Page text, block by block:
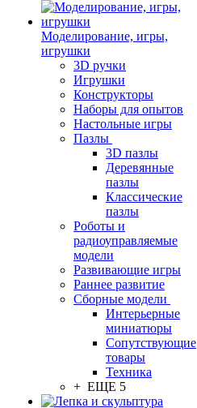
Моделирование, игры,
игрушки
3D ручки
Игрушки
Конструкторы
Наборы для опытов
Настольные игры
Пазлы
3D пазлы
Деревянные
пазлы
Классические
пазлы
Роботы и
радиоуправляемые
модели
Развивающие игры
Раннее развитие
Сборные модели
Интерьерные
миниатюры
Сопутствующие
товары
Техника
+ ЕЩЕ 5